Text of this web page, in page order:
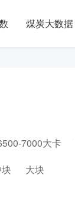
煤炭大数据
7000大卡
大块